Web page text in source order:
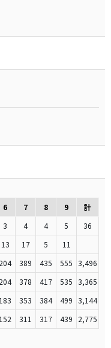
6 7 8 9
計
3 4 4 5
36
13 17 5
11
204 389 435 555 3,496
204 378 417 535 3,365
183 353 384 499 3,144
152 311 317 439 2,775